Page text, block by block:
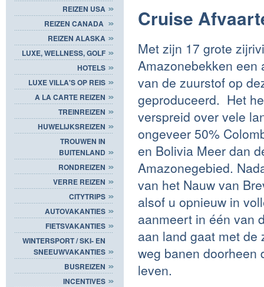
REIZEN USA
REIZEN CANADA
REIZEN ALASKA
LUXE, WELLNESS, GOLF
HOTELS
LUXE VILLA'S OP REIS
A LA CARTE REIZEN
TREINREIZEN
HUWELIJKSREIZEN
TROUWEN IN
BUITENLAND
RONDREIZEN
VERRE REIZEN
CITYTRIPS
AUTOVAKANTIES
FIETSVAKANTIES
WINTERSPORT / SKI- EN
SNEEUWVAKANTIES
BUSREIZEN
INCENTIVES
Cruise
Met zijn 17 grote
Amazonebekken een
van de zuurstof op
geproduceerd. Het
verspreid over vele
ongeveer 50%
en Bolivia Meer dan
Amazonegebied.
van het Nauw van
alsof u opnieuw in
aanmeert in één van
aan land gaat met
weg banen doorheen
leven.